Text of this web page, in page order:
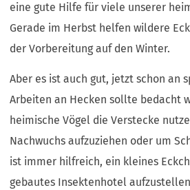
eine gute Hilfe für viele unserer
Gerade im Herbst helfen wildere
der Vorbereitung auf den Winter.
Aber es ist auch gut, jetzt schon an
Arbeiten an Hecken sollte bedacht
heimische Vögel die Verstecke
Nachwuchs aufzuziehen oder um
ist immer hilfreich, ein kleines
gebautes Insektenhotel